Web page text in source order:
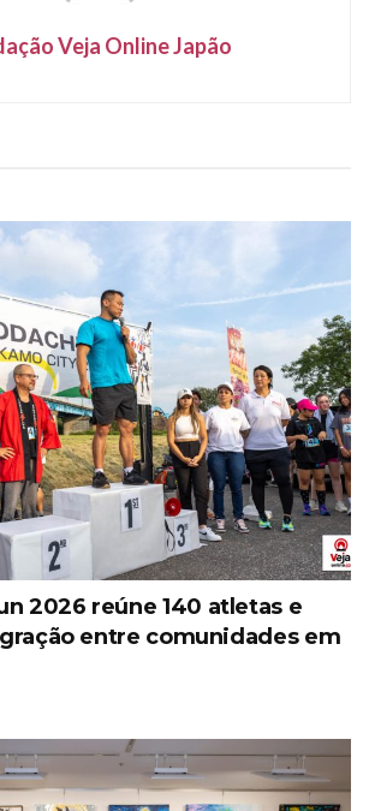
Veja Online Japão
2026 reúne 140 atletas e
entre comunidades em